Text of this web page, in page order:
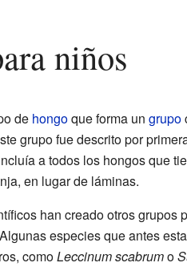
niños
de hongoque forma un grupo
grupo fue descrito por
a todos los hongos que
en lugar de láminas.
han creado otros grupos
especies que antes
comoLeccinum scabrumo